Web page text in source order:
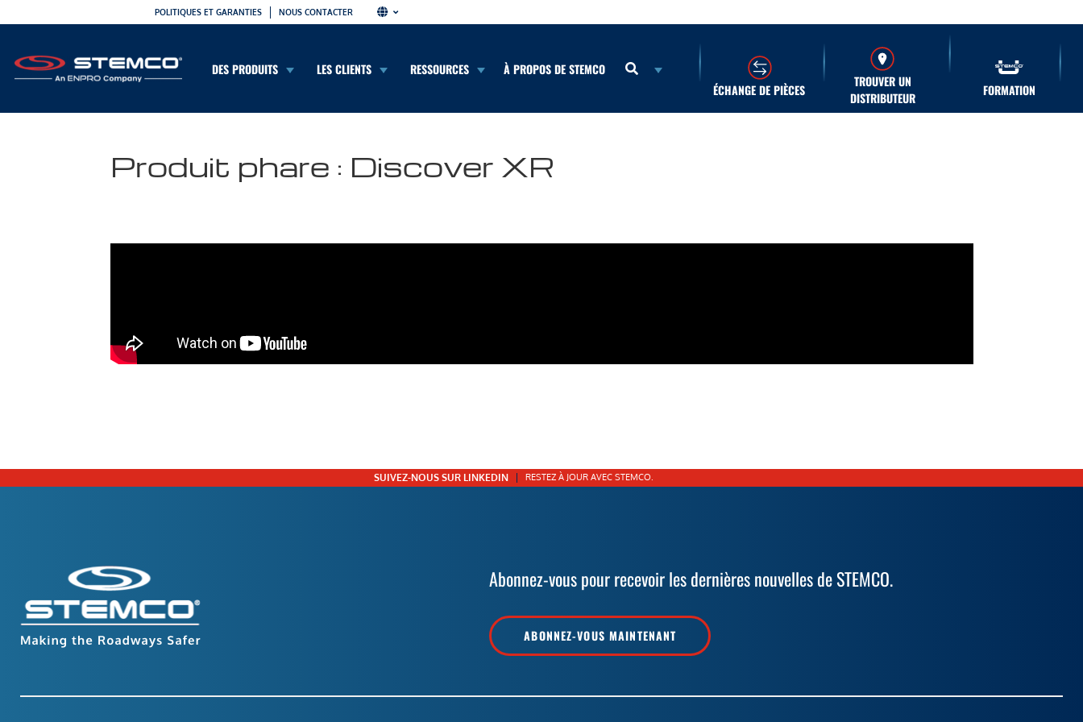
POLITIQUES ET GARANTIES NOUS CONTACTER
DES PRODUITS LES CLIENTS RESSOURCES
À PROPOS DE STEMCO
ÉCHANGE DE PIÈCES
TROUVER UN
DISTRIBUTEUR
FORMATION
Produit phare : Discover XR
SUIVEZ-NOUS SUR LINKEDIN RESTEZ À JOUR AVEC STEMCO.
Abonnez-vous pour recevoir les dernières nouvelles de STEMCO.
ABONNEZ-VOUS MAINTENANT